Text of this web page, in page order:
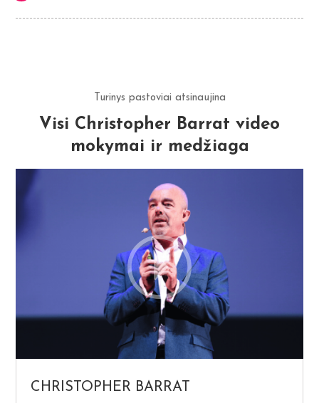
Turinys pastoviai atsinaujina
Visi Christopher Barrat video
mokymai ir medžiaga
CHRISTOPHER BARRAT